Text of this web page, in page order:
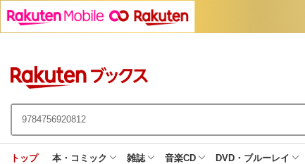
トップ 本・コミック 雑誌 音楽CD DVD・ブルーレイ